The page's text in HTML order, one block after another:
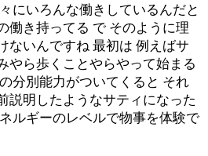
にいろんな働きしているんだと
働き持ってる で そのように理
ないんですね 最初は 例えばサ
やら歩くことやらやって始まる
分別能力がついてくると それ
説明したようなサティになった
ルギーのレベルで物事を体験で